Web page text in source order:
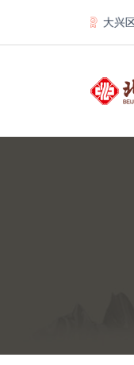
大兴区人民医